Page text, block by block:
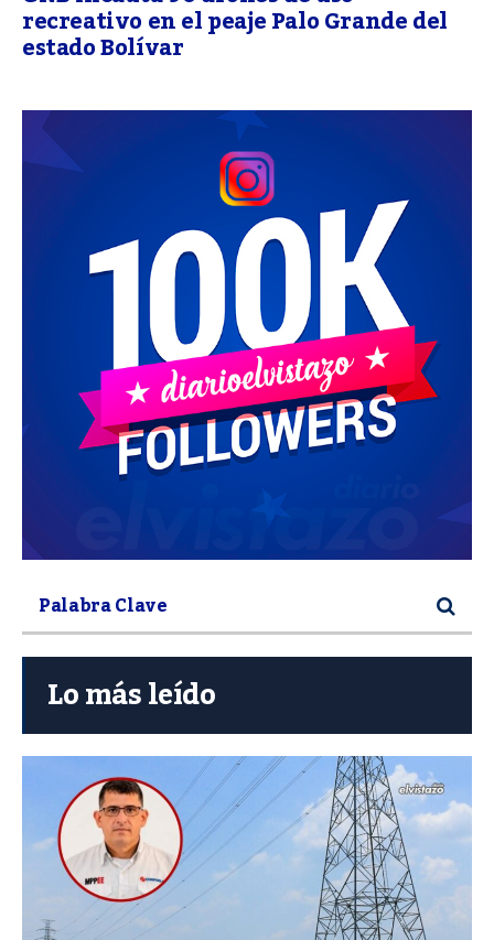
recreativo en el peaje Palo Grande del
estado Bolívar
Lo más leído